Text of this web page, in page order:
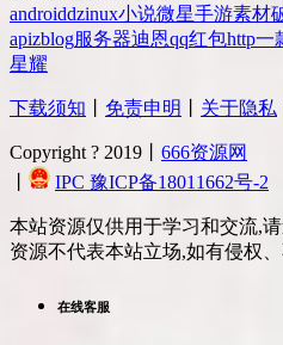
androiddzinux小说微星手游素材
apizblog服务器迪恩qq红包http一
星耀
下载须知 免责申明 关于隐私
Copyright ? 2019丨 666资源网
IPC 豫ICP备18011662号-2
本站资源仅供用于学习和交流,
资源不代表本站立场,如有侵权
在线客服